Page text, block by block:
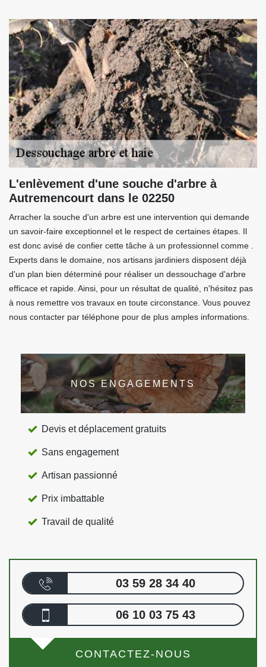
L'enlèvement d'une souche d'arbre à
Autremencourt dans le 02250
Arracher la souche d'un arbre est une intervention qui demande
un savoir-faire exceptionnel et le respect de certaines étapes. Il
est donc avisé de confier cette tâche à un professionnel comme .
Experts dans le domaine, nos artisans jardiniers disposent déjà
d'un plan bien déterminé pour réaliser un dessouchage d'arbre
efficace et rapide. Ainsi, pour un résultat de qualité, n'hésitez pas
à nous remettre vos travaux en toute circonstance. Vous pouvez
nous contacter par téléphone pour de plus amples informations.
NOS ENGAGEMENTS
Devis et déplacement gratuits
Sans engagement
Artisan passionné
Prix imbattable
Travail de qualité
03 59 28 34 40
06 10 03 75 43
CONTACTEZ-NOUS